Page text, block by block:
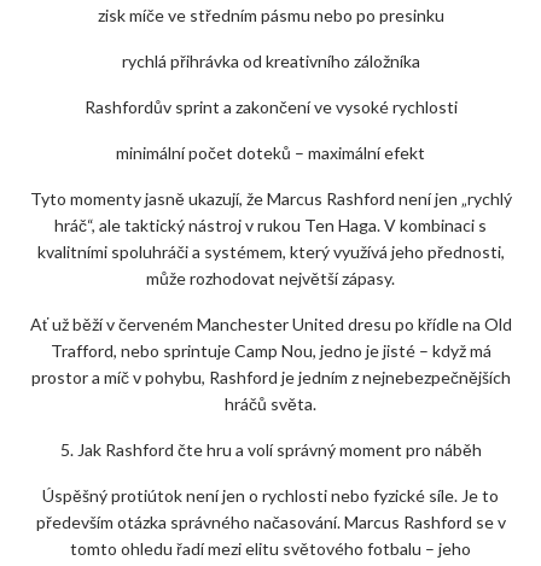
zisk míče ve středním pásmu nebo po presinku
rychlá přihrávka od kreativního záložníka
Rashfordův sprint a zakončení ve vysoké rychlosti
minimální počet doteků – maximální efekt
Tyto momenty jasně ukazují, že Marcus Rashford není jen „rychlý
hráč“, ale taktický nástroj v rukou Ten Haga. V kombinaci s
kvalitními spoluhráči a systémem, který využívá jeho přednosti,
může rozhodovat největší zápasy.
Ať už běží v červeném Manchester United dresu po křídle na Old
Trafford, nebo sprintuje Camp Nou, jedno je jisté – když má
prostor a míč v pohybu, Rashford je jedním z nejnebezpečnějších
hráčů světa.
5. Jak Rashford čte hru a volí správný moment pro náběh
Úspěšný protiútok není jen o rychlosti nebo fyzické síle. Je to
především otázka správného načasování. Marcus Rashford se v
tomto ohledu řadí mezi elitu světového fotbalu – jeho